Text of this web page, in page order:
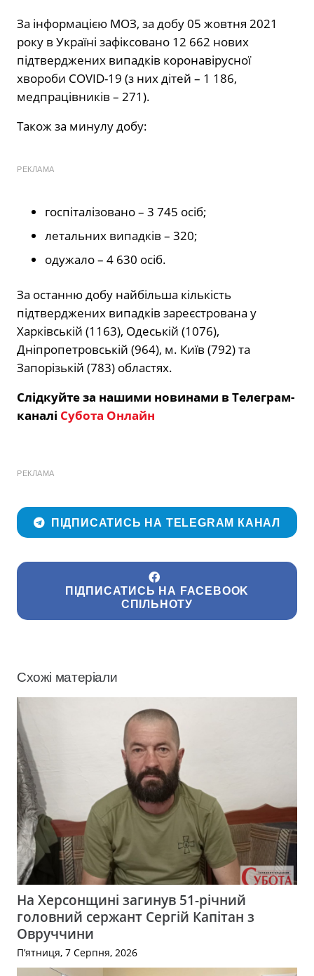
За інформацією МОЗ, за добу 05 жовтня 2021
року в Україні зафіксовано 12 662 нових
підтверджених випадків коронавірусної
хвороби COVID-19 (з них дітей – 1 186,
медпрацівників – 271).
Також за минулу добу:
РЕКЛАМА
госпіталізовано – 3 745 осіб;
летальних випадків – 320;
одужало – 4 630 осіб.
За останню добу найбільша кількість
підтверджених випадків зареєстрована у
Харківській (1163), Одеській (1076),
Дніпропетровській (964), м. Київ (792) та
Запорізькій (783) областях.
Слідкуйте за нашими новинами в Телеграм-
каналі Субота Онлайн
РЕКЛАМА
ПІДПИСАТИСЬ НА TELEGRAM КАНАЛ
ПІДПИСАТИСЬ НА FACEBOOK
СПІЛЬНОТУ
Схожі матеріали
На Херсонщині загинув 51-річний
головний сержант Сергій Капітан з
Овруччини
П’ятниця, 7 Серпня, 2026